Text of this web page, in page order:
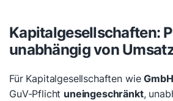
Kapitalgesellschaften:
unabhängig von
Für Kapitalgesellschaften wieGmbH
GuV-Pflicht uneingeschränkt,